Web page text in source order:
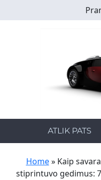
to
ATLIK PATS
Home» Kaip
stiprintuvo gedimus: